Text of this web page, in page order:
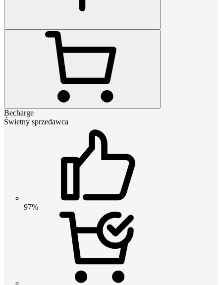
Becharge
Świetny sprzedawca
97%